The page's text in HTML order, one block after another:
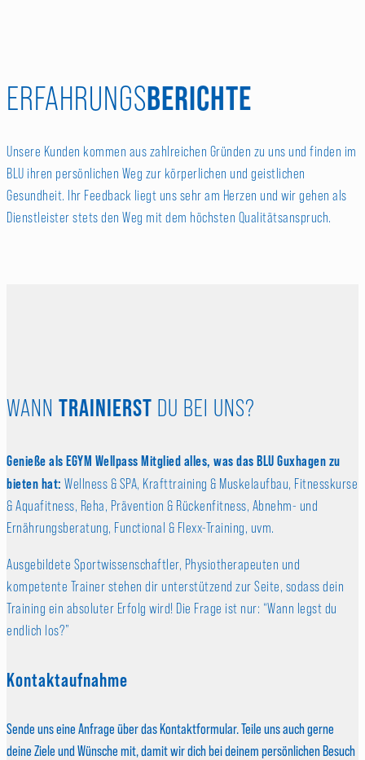
ERFAHRUNGSBERICHTE
Unsere Kunden kommen aus zahlreichen Gründen zu uns und finden im
BLU ihren persönlichen Weg zur körperlichen und geistlichen
Gesundheit. Ihr Feedback liegt uns sehr am Herzen und wir gehen als
Dienstleister stets den Weg mit dem höchsten Qualitätsanspruch.
WANN TRAINIERST DU BEI UNS?
Genieße als EGYM Wellpass Mitglied alles, was das BLU Guxhagen zu
bieten hat: Wellness & SPA, Krafttraining & Muskelaufbau, Fitnesskurse
& Aquafitness, Reha, Prävention & Rückenfitness, Abnehm- und
Ernährungsberatung, Functional & Flexx-Training, uvm.
Ausgebildete Sportwissenschaftler, Physiotherapeuten und
kompetente Trainer stehen dir unterstützend zur Seite, sodass dein
Training ein absoluter Erfolg wird! Die Frage ist nur: “Wann legst du
endlich los?”
Kontaktaufnahme
Sende uns eine Anfrage über das Kontaktformular. Teile uns auch gerne
deine Ziele und Wünsche mit, damit wir dich bei deinem persönlichen Besuch